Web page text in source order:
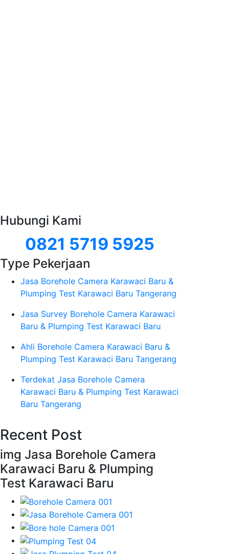
Hubungi Kami
0821 5719 5925
Type Pekerjaan
Jasa Borehole Camera Karawaci Baru &
Plumping Test Karawaci Baru Tangerang
Jasa Survey Borehole Camera Karawaci
Baru & Plumping Test Karawaci Baru
Ahli Borehole Camera Karawaci Baru &
Plumping Test Karawaci Baru Tangerang
Terdekat Jasa Borehole Camera
Karawaci Baru & Plumping Test Karawaci
Baru Tangerang
Recent Post
img Jasa Borehole Camera
Karawaci Baru & Plumping
Test Karawaci Baru